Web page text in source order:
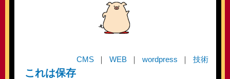
CMS WEB wordpress 技術
これは保存